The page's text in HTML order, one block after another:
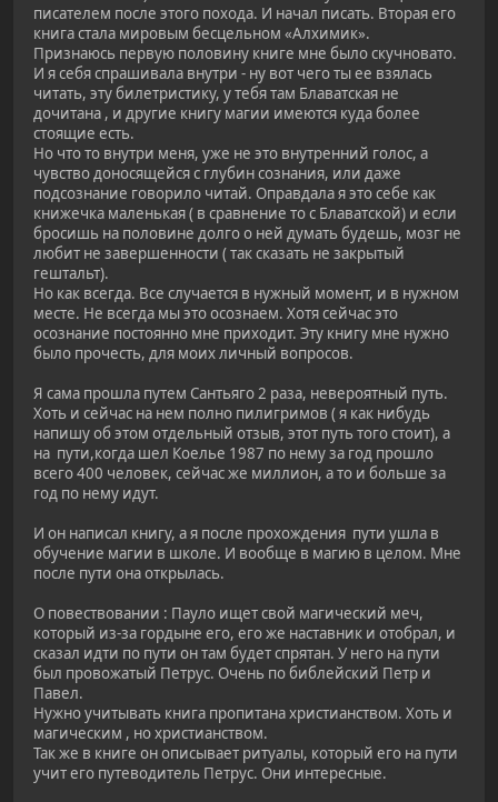
писателем после этого похода. И начал писать. Вторая его
книга стала мировым бесцельном «Алхимик».
Признаюсь первую половину книге мне было скучновато.
И я себя спрашивала внутри - ну вот чего ты ее взялась
читать, эту билетристику, у тебя там Блаватская не
дочитана , и другие книгу магии имеются куда более
стоящие есть.
Но что то внутри меня, уже не это внутренний голос, а
чувство доносящейся с глубин сознания, или даже
подсознание говорило читай. Оправдала я это себе как
книжечка маленькая ( в сравнение то с Блаватской) и если
бросишь на половине долго о ней думать будешь, мозг не
любит не завершенности ( так сказать не закрытый
гештальт).
Но как всегда. Все случается в нужный момент, и в нужном
месте. Не всегда мы это осознаем. Хотя сейчас это
осознание постоянно мне приходит. Эту книгу мне нужно
было прочесть, для моих личный вопросов.
Я сама прошла путем Сантьяго 2 раза, невероятный путь.
Хоть и сейчас на нем полно пилигримов ( я как нибудь
напишу об этом отдельный отзыв, этот путь того стоит), а
на пути,когда шел Коелье 1987 по нему за год прошло
всего 400 человек, сейчас же миллион, а то и больше за
год по нему идут.
И он написал книгу, а я после прохождения пути ушла в
обучение магии в школе. И вообще в магию в целом. Мне
после пути она открылась.
О повествовании : Пауло ищет свой магический меч,
который из-за гордыне его, его же наставник и отобрал, и
сказал идти по пути он там будет спрятан. У него на пути
был провожатый Петрус. Очень по библейский Петр и
Павел.
Нужно учитывать книга пропитана христианством. Хоть и
магическим , но христианством.
Так же в книге он описывает ритуалы, который его на пути
учит его путеводитель Петрус. Они интересные.